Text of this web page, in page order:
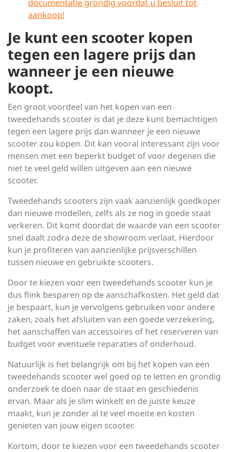
documentatie grondig voordat u besluit tot
aankoop!
Je kunt een scooter kopen
tegen een lagere prijs dan
wanneer je een nieuwe
koopt.
Een groot voordeel van het kopen van een
tweedehands scooter is dat je deze kunt bemachtigen
tegen een lagere prijs dan wanneer je een nieuwe
scooter zou kopen. Dit kan vooral interessant zijn voor
mensen met een beperkt budget of voor degenen die
niet te veel geld willen uitgeven aan een nieuwe
scooter.
Tweedehands scooters zijn vaak aanzienlijk goedkoper
dan nieuwe modellen, zelfs als ze nog in goede staat
verkeren. Dit komt doordat de waarde van een scooter
snel daalt zodra deze de showroom verlaat. Hierdoor
kun je profiteren van aanzienlijke prijsverschillen
tussen nieuwe en gebruikte scooters.
Door te kiezen voor een tweedehands scooter kun je
dus flink besparen op de aanschafkosten. Het geld dat
je bespaart, kun je vervolgens gebruiken voor andere
zaken, zoals het afsluiten van een goede verzekering,
het aanschaffen van accessoires of het reserveren van
budget voor eventuele reparaties of onderhoud.
Natuurlijk is het belangrijk om bij het kopen van een
tweedehands scooter wel goed op te letten en grondig
onderzoek te doen naar de staat en geschiedenis
ervan. Maar als je slim winkelt en de juiste keuze
maakt, kun je zonder al te veel moeite en kosten
genieten van jouw eigen scooter.
Kortom, door te kiezen voor een tweedehands scooter